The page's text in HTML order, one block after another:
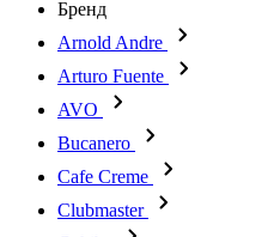
Бренд
Arnold Andre
Arturo Fuente
AVO
Bucanero
Cafe Creme
Clubmaster